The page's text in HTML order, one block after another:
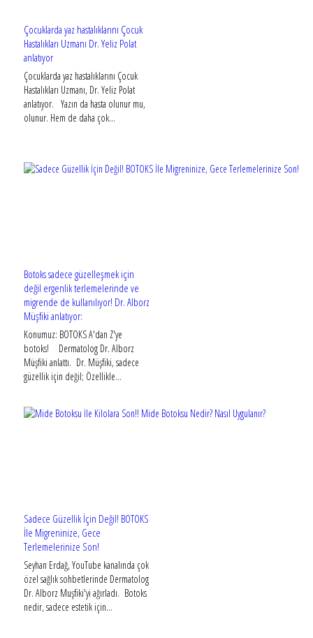
Çocuklarda yaz hastalıklarını Çocuk
Hastalıkları Uzmanı Dr. Yeliz Polat
anlatıyor
Çocuklarda yaz hastalıklarını Çocuk
Hastalıkları Uzmanı, Dr. Yeliz Polat
anlatıyor. Yazın da hasta olunur mu,
olunur. Hem de daha çok...
Botoks sadece güzelleşmek için
değil ergenlik terlemelerinde ve
migrende de kullanılıyor! Dr. Alborz
Müşfiki anlatıyor:
Konumuz: BOTOKS A'dan Z'ye
botoks! Dermatolog Dr. Alborz
Müşfiki anlattı. Dr. Müşfiki, sadece
güzellik için değil; Özellikle...
Sadece Güzellik İçin Değil! BOTOKS
İle Migreninize, Gece
Terlemelerinize Son!
Seyhan Erdağ, YouTube kanalında çok
özel sağlık sohbetlerinde Dermatolog
Dr. Alborz Muşfiki'yi ağırladı. Botoks
nedir, sadece estetik için...